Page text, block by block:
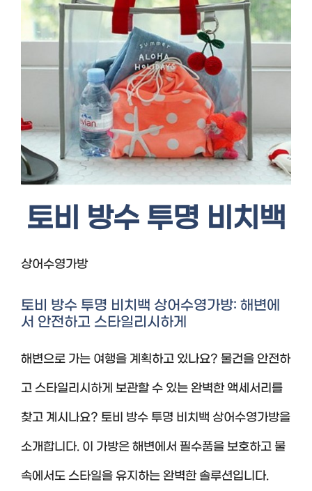
토비 방수 투명 비치백
상어수영가방
토비 방수 투명 비치백 상어수영가방: 해변에
서 안전하고 스타일리시하게
해변으로 가는 여행을 계획하고 있나요? 물건을 안전하
고 스타일리시하게 보관할 수 있는 완벽한 액세서리를
찾고 계시나요? 토비 방수 투명 비치백 상어수영가방을
소개합니다. 이 가방은 해변에서 필수품을 보호하고 물
속에서도 스타일을 유지하는 완벽한 솔루션입니다.